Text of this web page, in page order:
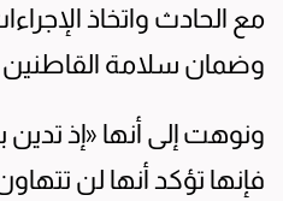
مع الحادث واتخاذ
وضمان سلامة القاطنين
ونوهت إلى أنها «إذ تدين
فإنها تؤكد أنها لن